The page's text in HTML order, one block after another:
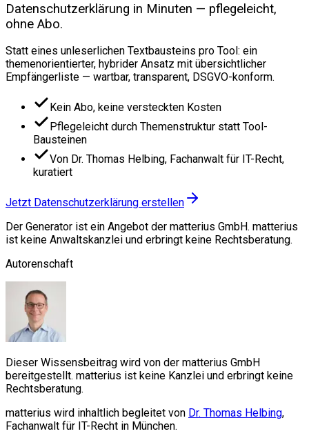
Datenschutzerklärung in Minuten — pflegeleicht,
ohne Abo.
Statt eines unleserlichen Textbausteins pro Tool: ein
themenorientierter, hybrider Ansatz mit übersichtlicher
Empfängerliste — wartbar, transparent, DSGVO-konform.
Kein Abo, keine versteckten Kosten
Pflegeleicht durch Themenstruktur statt Tool-
Bausteinen
Von Dr. Thomas Helbing, Fachanwalt für IT-Recht,
kuratiert
Jetzt Datenschutzerklärung erstellen
Der Generator ist ein Angebot der matterius GmbH. matterius
ist keine Anwaltskanzlei und erbringt keine Rechtsberatung.
Autorenschaft
Dieser Wissensbeitrag wird von der matterius GmbH
bereitgestellt. matterius ist keine Kanzlei und erbringt keine
Rechtsberatung.
matterius wird inhaltlich begleitet von Dr. Thomas Helbing,
Fachanwalt für IT-Recht in München.